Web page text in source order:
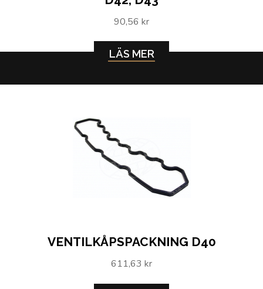
90,56 kr
LÄS MER
VENTILKÅPSPACKNING D40
611,63 kr